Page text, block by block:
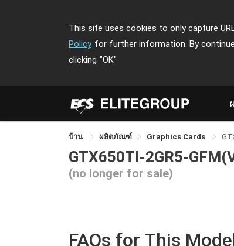
This site uses cookies to only capture
Policy for further information. By
clicking "OK"
บ้าน ผลิตภัณฑ์ Graphics Cards
GTX650TI-2GR5-
(no longer for sale)
FAQs for This